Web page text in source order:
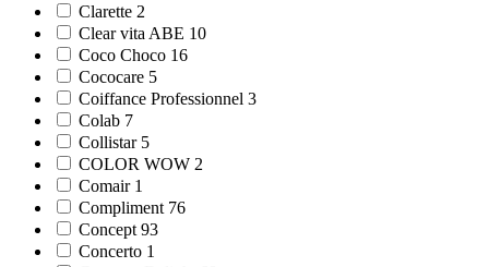
Clarette 2
Clear vita ABE 10
Coco Choco 16
Cococare 5
Coiffance Professionnel 3
Colab 7
Collistar 5
COLOR WOW 2
Comair 1
Compliment 76
Concept 93
Concerto 1